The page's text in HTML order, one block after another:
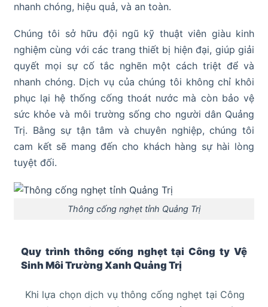
nhanh chóng, hiệu quả, và an toàn.
Chúng tôi sở hữu đội ngũ kỹ thuật viên giàu kinh
nghiệm cùng với các trang thiết bị hiện đại, giúp giải
quyết mọi sự cố tắc nghẽn một cách triệt để và
nhanh chóng. Dịch vụ của chúng tôi không chỉ khôi
phục lại hệ thống cống thoát nước mà còn bảo vệ
sức khỏe và môi trường sống cho người dân Quảng
Trị. Bằng sự tận tâm và chuyên nghiệp, chúng tôi
cam kết sẽ mang đến cho khách hàng sự hài lòng
tuyệt đối.
Thông cống nghẹt tỉnh Quảng Trị
Quy trình thông cống nghẹt tại Công ty Vệ
Sinh Môi Trường Xanh Quảng Trị
Khi lựa chọn dịch vụ thông cống nghẹt tại Công